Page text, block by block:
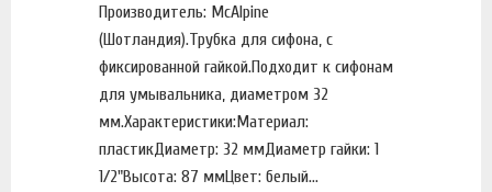
Производитель: McAlpine
(Шотландия).Трубка для сифона, с
фиксированной гайкой.Подходит к сифонам
для умывальника, диаметром 32
мм.Характеристики:Материал:
пластикДиаметр: 32 ммДиаметр гайки: 1
1/2"Высота: 87 ммЦвет: белый...